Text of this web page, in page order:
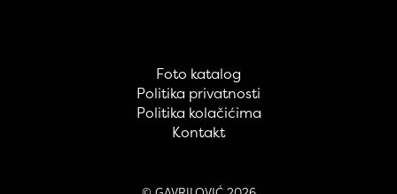
Foto katalog
Politika privatnosti
Politika kolačićima
Kontakt